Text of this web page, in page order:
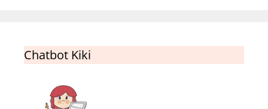
Chatbot Kiki